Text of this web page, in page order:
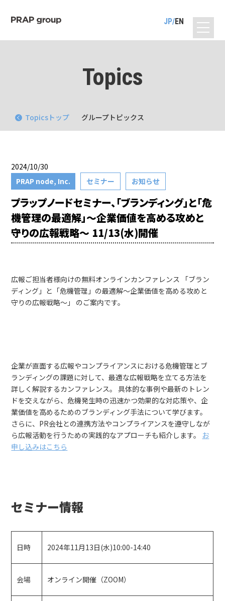
JP EN
Topics
グループトピックス
Topicsトップ
2024/10/30
PRAP node, Inc.
セミナー お知らせ
プラップノードセミナー、「ブランディング」と「危
機管理の最適解」〜企業価値を高める攻めと
守りの広報戦略〜 11/13(水)開催
広報ご担当者様向けの無料オンラインカンファレンス 「ブラン
ディング」と「危機管理」の最適解～企業価値を高める攻めと
守りの広報戦略～」 のご案内です。
企業が直面する広報やコンプライアンスにおける危機管理とブ
ランディングの課題に対して、最適な広報戦略を立てる方法を
詳しく解説するカンファレンス。 具体的な事例や最新のトレン
ドを交えながら、危機発生時の迅速かつ効果的な対応策や、企
業価値を高めるためのブランディング手法について学びます。
さらに、PR会社との連携方法やコンプライアンスを遵守しなが
ら広報活動を行うための実践的なアプローチも紹介します。 お
申し込みはこちら
セミナー情報
日時 2024年11月13日(水)10:00-14:40
会場 オンライン開催（ZOOM）